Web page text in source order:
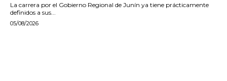
La carrera por el Gobierno Regional de Junín ya tiene prácticamente
definidos a sus...
05/08/2026